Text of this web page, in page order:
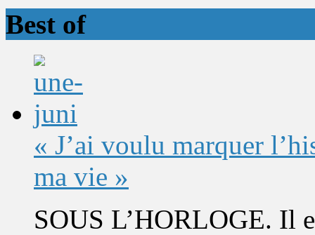
Best of
« J’ai voulu marquer
ma vie »
SOUS L’HORLOGE. Il